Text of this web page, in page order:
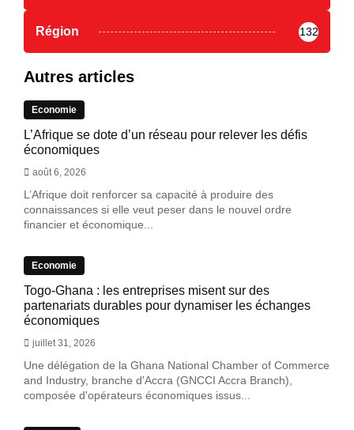
Région 132
Autres articles
Economie
L’Afrique se dote d’un réseau pour relever les défis
économiques
août 6, 2026
L’Afrique doit renforcer sa capacité à produire des
connaissances si elle veut peser dans le nouvel ordre
financier et économique...
Economie
Togo-Ghana : les entreprises misent sur des
partenariats durables pour dynamiser les échanges
économiques
juillet 31, 2026
Une délégation de la Ghana National Chamber of Commerce
and Industry, branche d'Accra (GNCCI Accra Branch),
composée d'opérateurs économiques issus...